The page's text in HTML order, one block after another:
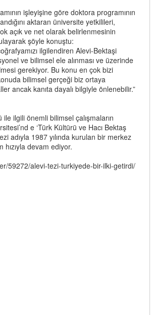
işleyişine göre doktora programının
aktaran üniversite yetkilileri,
açık ve net olarak belirlenmesinin
şöyle konuştu:
ilgilendiren Alevi-Bektaşi
ve bilimsel ele alınması ve üzerinde
gerekiyor. Bu konu en çok bizi
bilimsel gerçeği biz ortaya
ancak kanıta dayalı bilgiyle önlenebilir.”
ilgili önemli bilimsel çalışmaların
e ‘Türk Kültürü ve Hacı Bektaş
adıyla 1987 yılında kurulan bir merkez
hızıyla devam ediyor.
59272/alevi-tezi-turkiyede-bir-ilki-getirdi/